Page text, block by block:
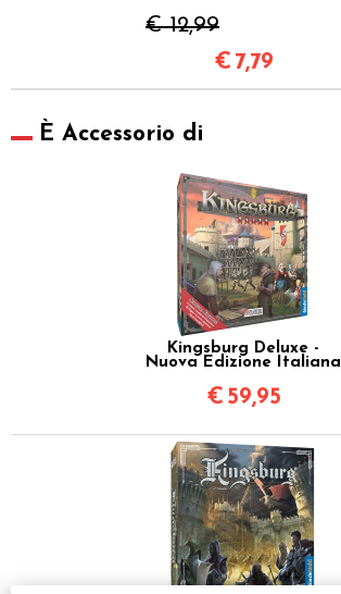
€ 12,99
€ 7,79
È Accessorio di
Kingsburg Deluxe -
Nuova Edizione Italiana
€ 59,95